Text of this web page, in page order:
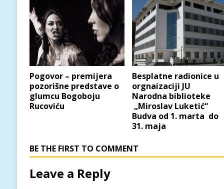
Pogovor – premijera
pozorišne predstave o
glumcu Bogoboju
Rucoviću
Besplatne radionice u
orgnaizaciji JU
Narodna biblioteke
„Miroslav Luketić“
Budva od 1. marta do
31. maja
BE THE FIRST TO COMMENT
Leave a Reply